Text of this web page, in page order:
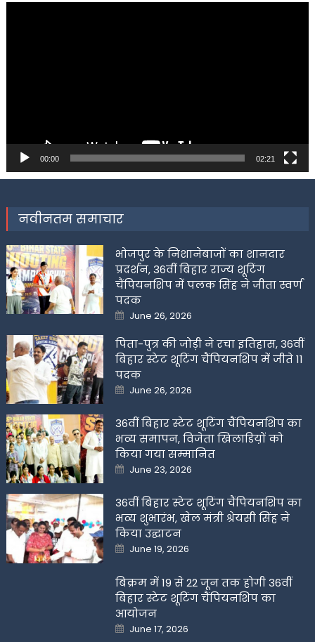
00:00 02:21
नवीनतम समाचार
भोजपुर के निशानेबाजों का शानदार
प्रदर्शन, 36वीं बिहार राज्य शूटिंग
चैंपियनशिप में पलक सिंह ने जीता स्वर्ण
पदक
Posted
on
June 26, 2026
पिता-पुत्र की जोड़ी ने रचा इतिहास, 36वीं
बिहार स्टेट शूटिंग चैंपियनशिप में जीते 11
पदक
Posted
on
June 26, 2026
36वीं बिहार स्टेट शूटिंग चैंपियनशिप का
भव्य समापन, विजेता खिलाडिय़ों को
किया गया सम्मानित
Posted
on
June 23, 2026
36वीं बिहार स्टेट शूटिंग चैंपियनशिप का
भव्य शुभारंभ, खेल मंत्री श्रेयसी सिंह ने
किया उद्घाटन
Posted
on
June 19, 2026
बिक्रम में 19 से 22 जून तक होगी 36वीं
बिहार स्टेट शूटिंग चैंपियनशिप का
आयोजन
Posted
on
June 17, 2026